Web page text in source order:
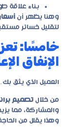
بناء علاقة
وهنا يظهر أن
لتقليل خسائر
خامسًا:
الإنفاق
العميل الذي يثق
من خلال تصميم
والمشاركة، مما
وهذا يقلل من